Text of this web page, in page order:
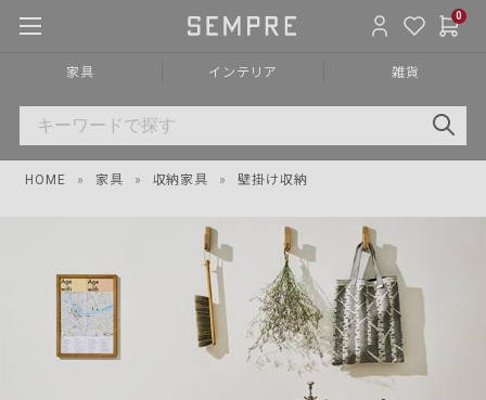
0
家具 インテリア 雑貨
HOME » 家具 » 収納家具 » 壁掛け収納